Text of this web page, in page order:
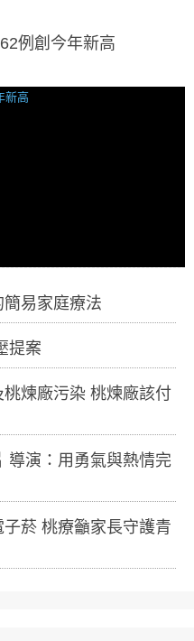
例創今年新高
簡易家庭療法
提案
煉廠污染 桃煉廠該付
導演：用勇氣與熱情完
菸 桃療籲家長守護青